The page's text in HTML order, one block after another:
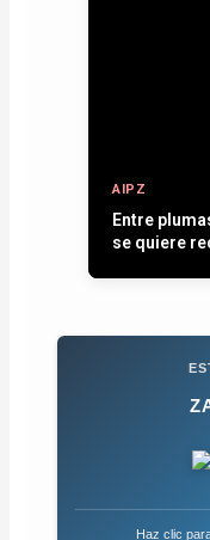
AIPZ
Entre
se quiere
Haz clic